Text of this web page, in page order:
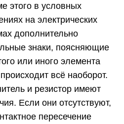
этого в условных
на электрических
дополнительно
знаки, поясняющие
или иного элемента
всё наоборот.
и резистор имеют
Если они отсутствуют,
пересечение